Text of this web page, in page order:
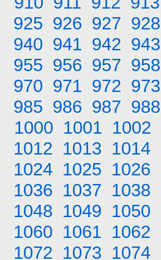
925 926 927 928
940 941 942 943
955 956 957 958
970 971 972 973
985 986 987 988
1000 1001 1002
1012 1013 1014
1024 1025 1026
1036 1037 1038
1048 1049 1050
1060 1061 1062
1072 1073 1074